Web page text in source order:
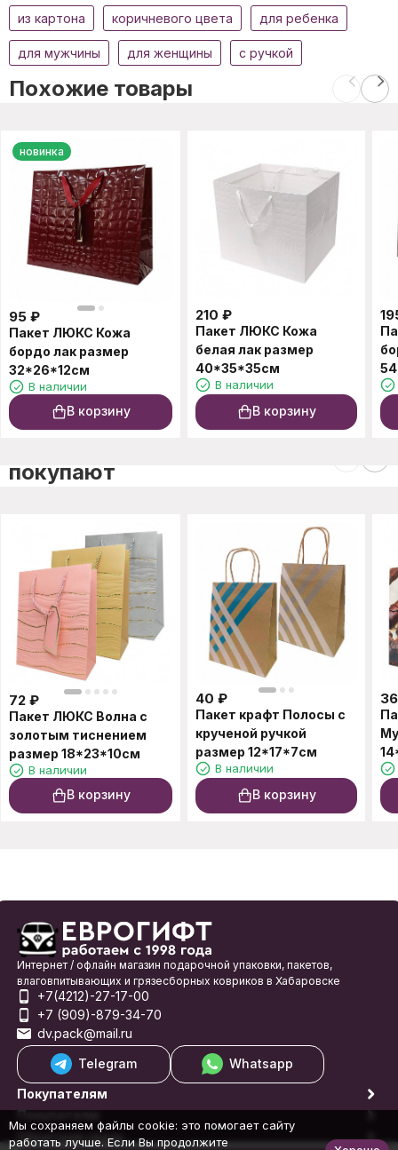
из картона коричневого цвета для ребенка
для мужчины для женщины с ручкой
Похожие товары
новинка
95 ₽
Пакет ЛЮКС Кожа
бордо лак размер
32*26*12см
В наличии
В корзину
210 ₽
Пакет ЛЮКС Кожа
белая лак размер
40*35*35см
В наличии
В корзину
покупают
72 ₽
Пакет ЛЮКС Волна с
золотым тиснением
размер 18*23*10см
В наличии
В корзину
40 ₽
Пакет крафт Полосы с
крученой ручкой
размер 12*17*7см
В наличии
В корзину
36
Интернет / офлайн магазин подарочной упаковки, пакетов,
влаговпитывающих и грязесборных ковриков в Хабаровске
+7(4212)-27-17-00
+7 (909)-879-34-70
dv.pack@mail.ru
Telegram
Whatsapp
Покупателям
Покупателю
Обратная связь
Мы сохраняем файлы cookie: это помогает сайту
работать лучше. Если Вы продолжите